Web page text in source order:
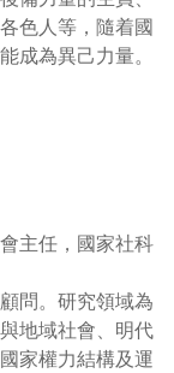
色人等，隨着國
成為異己力量。
主任，國家社科
問。研究領域為
地域社會、明代
家權力結構及運